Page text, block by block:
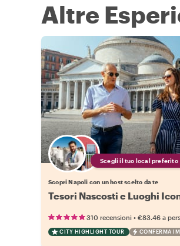
Altre
Scegli il tuo local preferito
Scopri Napoli con un host scelto da te
Tesori Nascosti e Luoghi
310 recensioni • €83.46 a
CITY HIGHLIGHT TOUR CONFERMA